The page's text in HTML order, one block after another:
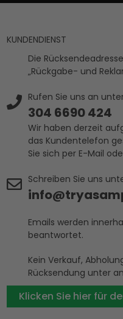
KUNDENDIENST
Die
„Rückgabe- und
Rufen Sie uns an
304 6690 424
Wir haben derzeit
das Kundentelefon
Sie sich per E-Mail
Schreiben Sie uns
Emails werden
beantwortet.
Kein Verkauf,
Rücksendung unter
Klicken Sie hier für